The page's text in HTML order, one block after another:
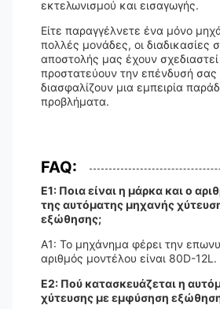
εκτελωνισμού και εισαγωγής.
Είτε παραγγέλνετε ένα μόνο
πολλές μονάδες, οι διαδικασίες
αποστολής μας έχουν σχεδιαστεί
προστατεύουν την επένδυσή σας
διασφαλίζουν μια εμπειρία
προβλήματα.
FAQ:
Ε1: Ποια είναι η μάρκα και ο
της αυτόματης μηχανής
εξώθησης;
A1: Το μηχάνημα φέρει την
αριθμός μοντέλου είναι 80D-12L.
Ε2: Πού κατασκευάζεται η
χύτευσης με εμφύσηση